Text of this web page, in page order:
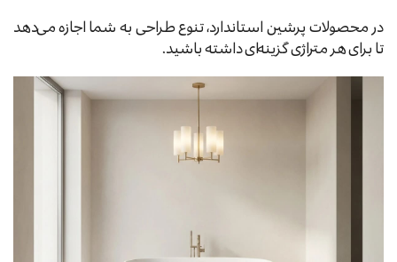
در محصولات پرشین استاندارد، تنوع طراحی به شما اجازه می‌دهد
تا برای هر متراژی گزینه‌ای داشته باشید.